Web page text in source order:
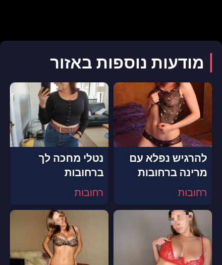
מודעות נוספות באזור
להרגיש נפלא עם
מרינה ברחובות
רחובות
נטלי מחכה לך
ברחובות
רחובות